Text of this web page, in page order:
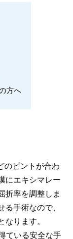
方へ
のピントが合わ
にエキシマレー
折率を調整しま
手術なので、
ります。
ている安全な手